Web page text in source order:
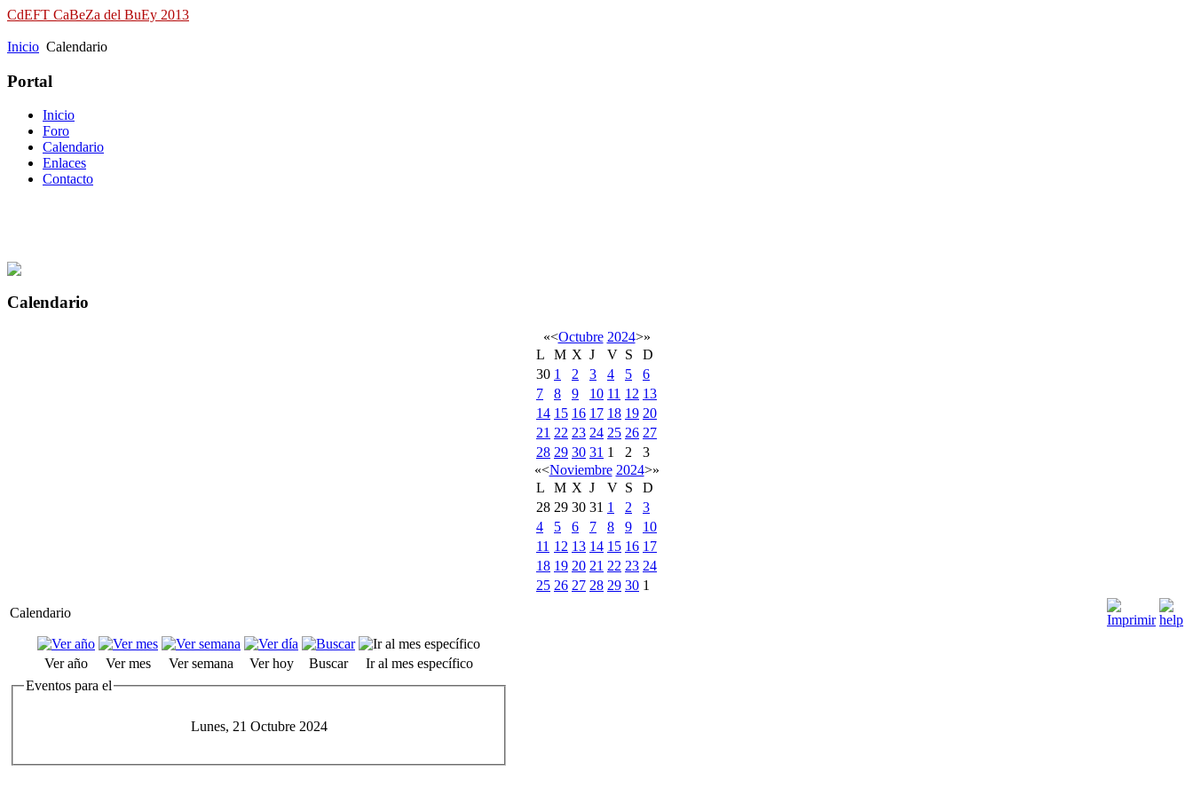
CdEFT CaBeZa del BuEy 2013
Inicio Calendario
Portal
Inicio
Foro
Calendario
Enlaces
Contacto
Calendario
«<Octubre 2024>»
L
M X J V S
D
30 1 2 3 4 5
6
7
8 9 10 11 12 13
14 15 16 17 18 19 20
21 22 23 24 25 26 27
28 29 30 31 1 2
3
«<Noviembre 2024>»
L
M X J V S
D
28 29 30 31 1 2
3
4
5 6 7 8 9
10
11 12 13 14 15 16 17
18 19 20 21 22 23 24
25 26 27 28 29 30 1
Calendario
Ver año Ver mes Ver semana Ver hoy Buscar
Ir al mes específico
Eventos para el
Lunes, 21 Octubre 2024